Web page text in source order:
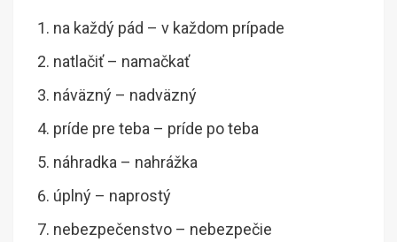
na každý pád – v každom prípade
natlačiť – namačkať
náväzný – nadväzný
príde pre teba – príde po teba
náhradka – nahrážka
úplný – naprostý
nebezpečenstvo – nebezpečie